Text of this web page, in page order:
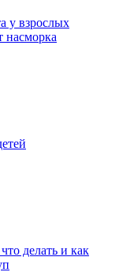
у взрослых
насморка
делать и как